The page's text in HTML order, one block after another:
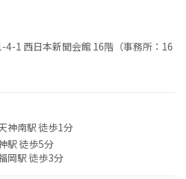
4-1 西日本新聞会館 16階（事務所：16
神南駅 徒歩1分
駅 徒歩5分
岡駅 徒歩3分